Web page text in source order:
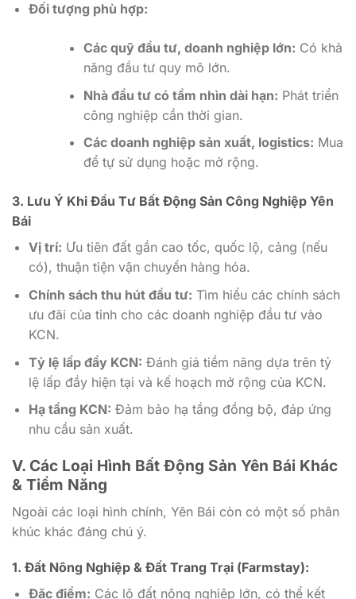
Đối tượng phù hợp:
Các quỹ đầu tư, doanh nghiệp lớn: Có khả
năng đầu tư quy mô lớn.
Nhà đầu tư có tầm nhìn dài hạn: Phát triển
công nghiệp cần thời gian.
Các doanh nghiệp sản xuất, logistics: Mua
để tự sử dụng hoặc mở rộng.
3. Lưu Ý Khi Đầu Tư Bất Động Sản Công Nghiệp Yên
Bái
Vị trí: Ưu tiên đất gần cao tốc, quốc lộ, cảng (nếu
có), thuận tiện vận chuyển hàng hóa.
Chính sách thu hút đầu tư: Tìm hiểu các chính sách
ưu đãi của tỉnh cho các doanh nghiệp đầu tư vào
KCN.
Tỷ lệ lấp đầy KCN: Đánh giá tiềm năng dựa trên tỷ
lệ lấp đầy hiện tại và kế hoạch mở rộng của KCN.
Hạ tầng KCN: Đảm bảo hạ tầng đồng bộ, đáp ứng
nhu cầu sản xuất.
V. Các Loại Hình Bất Động Sản Yên Bái Khác
& Tiềm Năng
Ngoài các loại hình chính, Yên Bái còn có một số phân
khúc khác đáng chú ý.
1. Đất Nông Nghiệp & Đất Trang Trại (Farmstay):
Đặc điểm: Các lô đất nông nghiệp lớn, có thể kết